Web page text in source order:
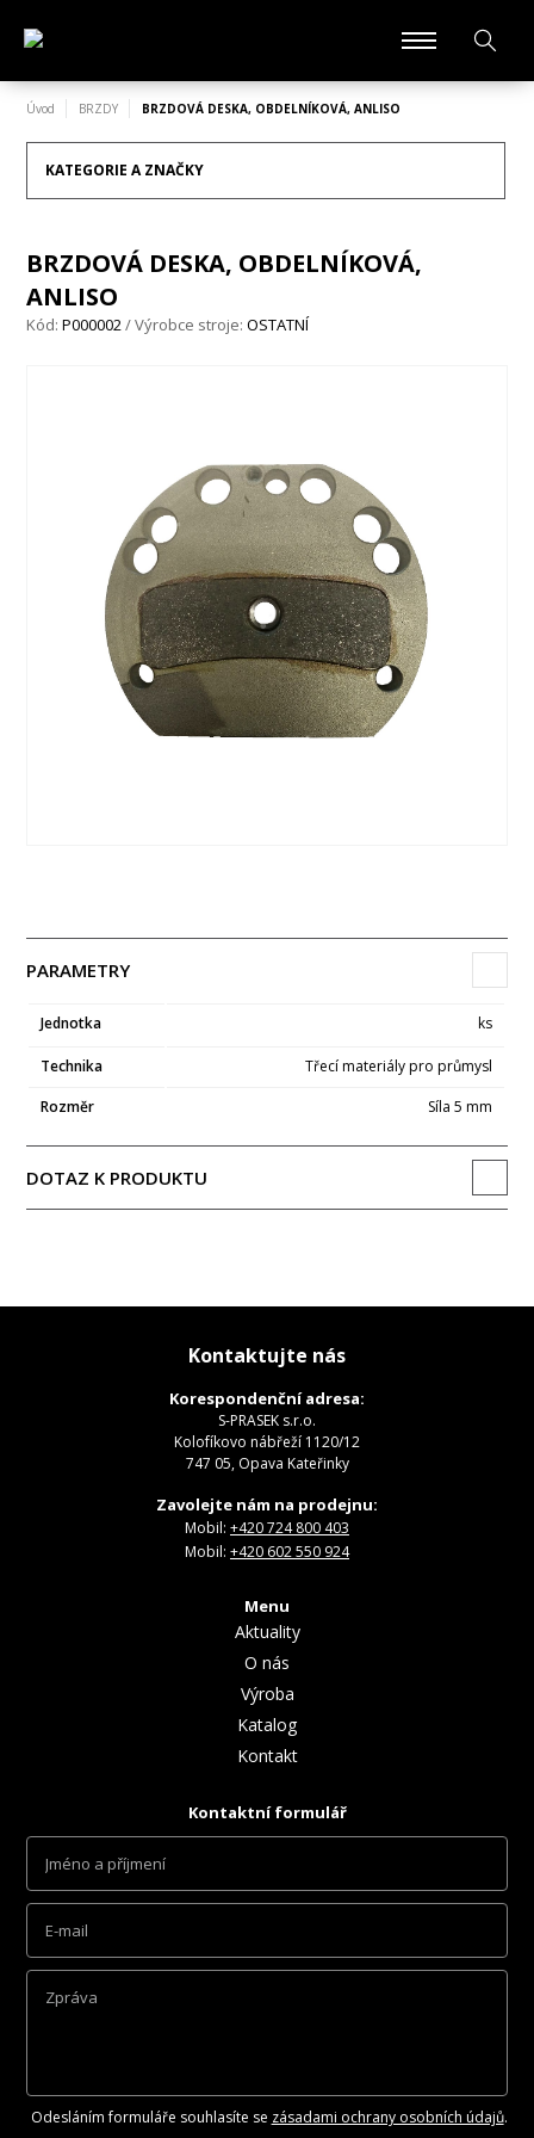
Úvod BRZDY BRZDOVÁ DESKA, OBDELNÍKOVÁ, ANLISO
KATEGORIE A ZNAČKY
BRZDOVÁ DESKA, OBDELNÍKOVÁ,
ANLISO
Kód:P000002/ Výrobce stroje:OSTATNÍ
PARAMETRY
Jednotka ks
Technika
Třecí materiály pro průmysl
Rozměr
Síla 5 mm
DOTAZ K PRODUKTU
Kontaktujte nás
Korespondenční adresa:
S-PRASEK s.r.o.
Kolofíkovo nábřeží 1120/12
747 05, Opava Kateřinky
Zavolejte nám na prodejnu:
Mobil: +420 724 800 403
Mobil: +420 602 550 924
Menu
Aktuality
O nás
Výroba
Katalog
Kontakt
Kontaktní formulář
Odesláním formuláře souhlasíte se zásadami ochrany osobních údajů.